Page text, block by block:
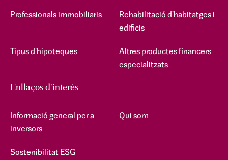
Professionals immobiliaris
Rehabilitació d'habitatges i
edificis
Tipus d'hipoteques
Altres productes financers
especialitzats
Enllaços d'interès
Informació general per a
inversors
Qui som
Sostenibilitat ESG